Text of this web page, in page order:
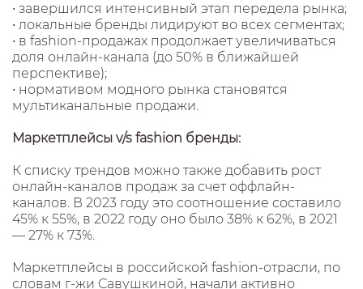
• завершился интенсивный этап передела рынка;
• локальные бренды лидируют во всех сегментах;
• в fashion-продажах продолжает увеличиваться
доля онлайн-канала (до 50% в ближайшей
перспективе);
• нормативом модного рынка становятся
мультиканальные продажи.
Маркетплейсы v/s fashion бренды:
К списку трендов можно также добавить рост
онлайн-каналов продаж за счет оффлайн-
каналов. В 2023 году это соотношение составило
45% к 55%, в 2022 году оно было 38% к 62%, в 2021
— 27% к 73%.
Маркетплейсы в российской fashion-отрасли, по
словам г-жи Савушкиной, начали активно